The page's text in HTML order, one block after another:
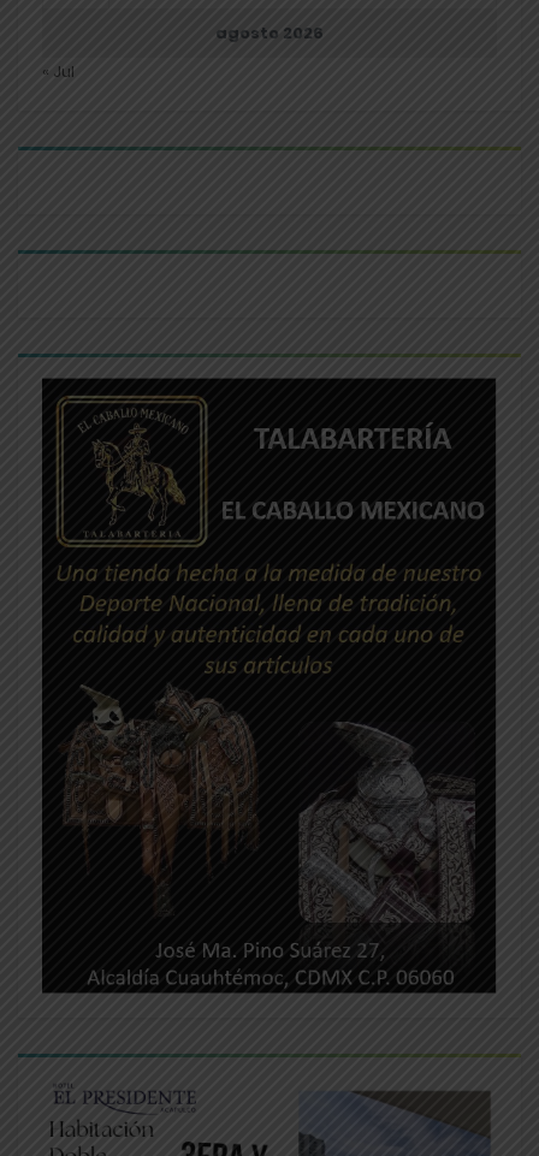
agosto 2026
« Jul